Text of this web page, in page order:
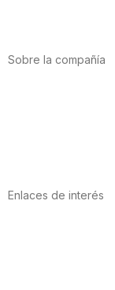
Sobre la compañía
Enlaces de interés